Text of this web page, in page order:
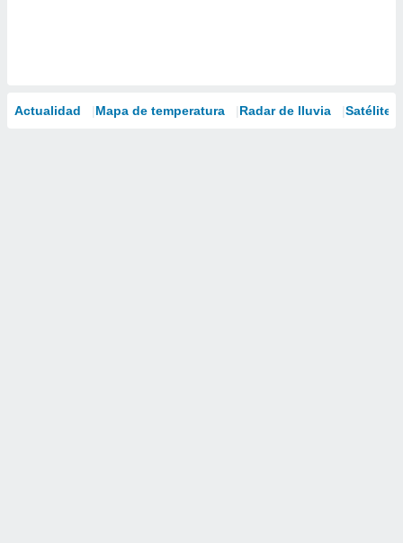
Actualidad Mapa de temperatura Radar de lluvia Satélites